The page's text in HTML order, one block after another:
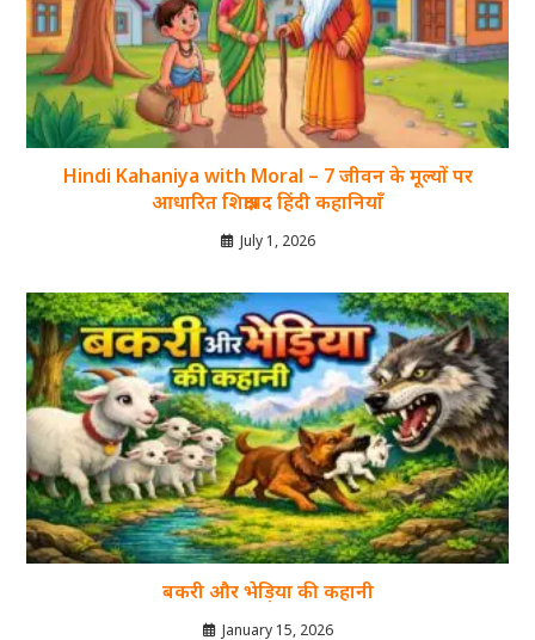
Hindi Kahaniya with Moral – 7 जीवन के मूल्यों पर
आधारित शिक्षाप्रद हिंदी कहानियाँ
July 1, 2026
बकरी और भेड़िया की कहानी
January 15, 2026